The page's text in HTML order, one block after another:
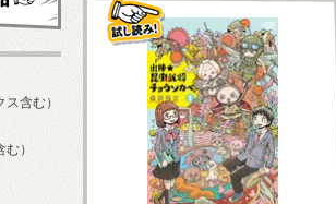
ス含む）
）